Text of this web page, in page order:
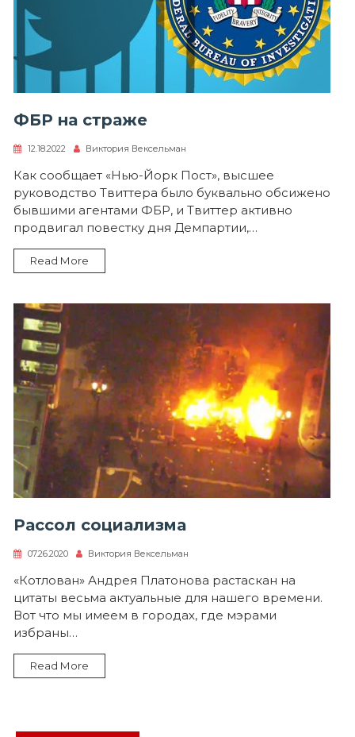
ФБР на страже
12.18.2022 Виктория Вексельман
Как сообщает «Нью-Йорк Пост», высшее
руководство Твиттера было буквально обсижено
бывшими агентами ФБР, и Твиттер активно
продвигал повестку дня Демпартии,…
Read More
Рассол социализма
07.26.2020 Виктория Вексельман
«Котлован» Андрея Платонова растаскан на
цитаты весьма актуальные для нашего времени.
Вот что мы имеем в городах, где мэрами
избраны…
Read More